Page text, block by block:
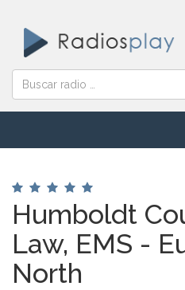
Humboldt
Law, EMS -
North